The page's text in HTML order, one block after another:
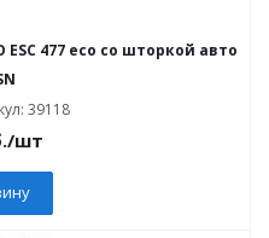
ESC 477 eco со шторкой авто
39118
/шт